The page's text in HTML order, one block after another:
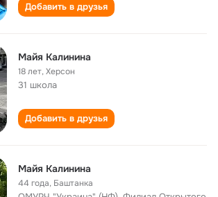
Добавить в друзья
Майя Калинина
18 лет,Херсон
31 школа
Добавить в друзья
Майя Калинина
44 года, Баштанка